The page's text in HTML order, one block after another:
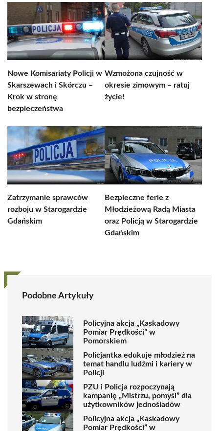
Nowe Komisariaty Policji w
Skarszewach i Skórczu –
Krok w stronę
bezpieczeństwa
Wzmożona czujność w
okresie zimowym – ratuj
życie!
Zatrzymanie sprawców
rozboju w Starogardzie
Gdańskim
Bezpieczne ferie z
Młodzieżową Radą Miasta
oraz Policją w Starogardzie
Gdańskim
Podobne Artykuły
Policyjna akcja „Kaskadowy
Pomiar Prędkości” w
Pomorskiem
Policjantka edukuje młodzież na
temat handlu ludźmi i kariery w
Policji
PZU i Policja rozpoczynają
kampanię „Mistrzu, pomyśl” dla
użytkowników jednośladów
Policyjna akcja „Kaskadowy
Pomiar Prędkości” w